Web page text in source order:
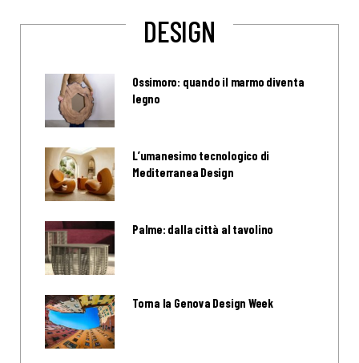
DESIGN
Ossimoro: quando il marmo diventa
legno
L’umanesimo tecnologico di
Mediterranea Design
Palme: dalla città al tavolino
Torna la Genova Design Week